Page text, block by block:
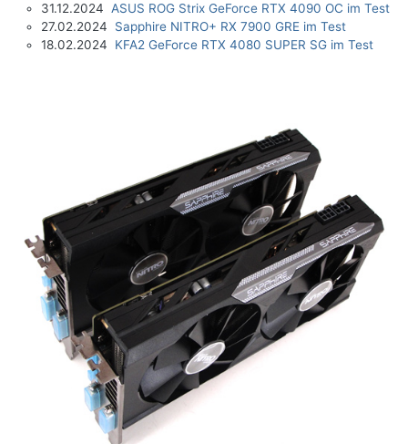
31.12.2024 ASUS ROG Strix GeForce RTX 4090 OC im Test
27.02.2024 Sapphire NITRO+ RX 7900 GRE im Test
18.02.2024 KFA2 GeForce RTX 4080 SUPER SG im Test